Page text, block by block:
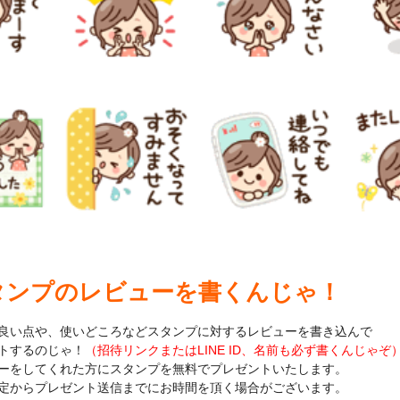
プのレビューを書くんじゃ！
い点や、使いどころなどスタンプに対するレビューを書き込んで
するのじゃ！
（招待リンクまたはLINE ID、名前も必ず書くんじゃぞ
してくれた方にスタンプを無料でプレゼントいたします。
らプレゼント送信までにお時間を頂く場合がございます。